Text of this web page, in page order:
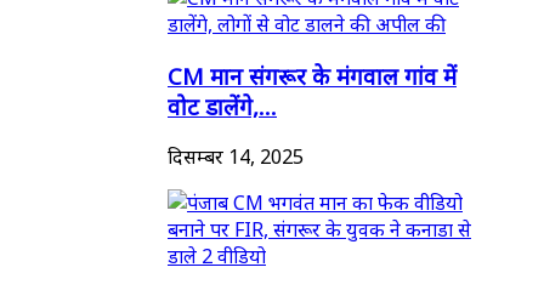
CM मान संगरूर के मंगवाल गांव में
वोट डालेंगे,...
दिसम्बर 14, 2025